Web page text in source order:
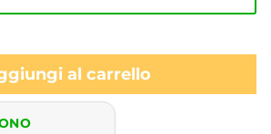
al carrello